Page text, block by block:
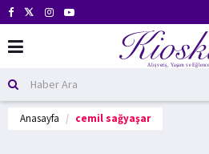
Anasayfa cemil sağyaşar